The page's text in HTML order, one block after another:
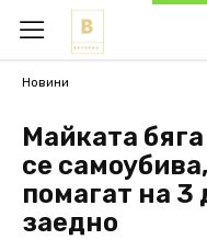
Новини
Майката
се
помагат на 3
заедно